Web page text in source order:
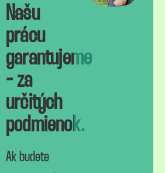
Našu
prácu
garantujeme
- za
určitých
podmienok.
Ak budete